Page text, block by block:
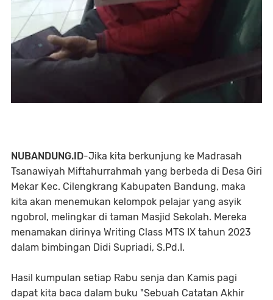
NUBANDUNG.ID-Jika kita berkunjung ke Madrasah
Tsanawiyah Miftahurrahmah yang berbeda di Desa Giri
Mekar Kec. Cilengkrang Kabupaten Bandung, maka
kita akan menemukan kelompok pelajar yang asyik
ngobrol, melingkar di taman Masjid Sekolah. Mereka
menamakan dirinya Writing Class MTS IX tahun 2023
dalam bimbingan Didi Supriadi, S.Pd.I.
Hasil kumpulan setiap Rabu senja dan Kamis pagi
dapat kita baca dalam buku "Sebuah Catatan Akhir